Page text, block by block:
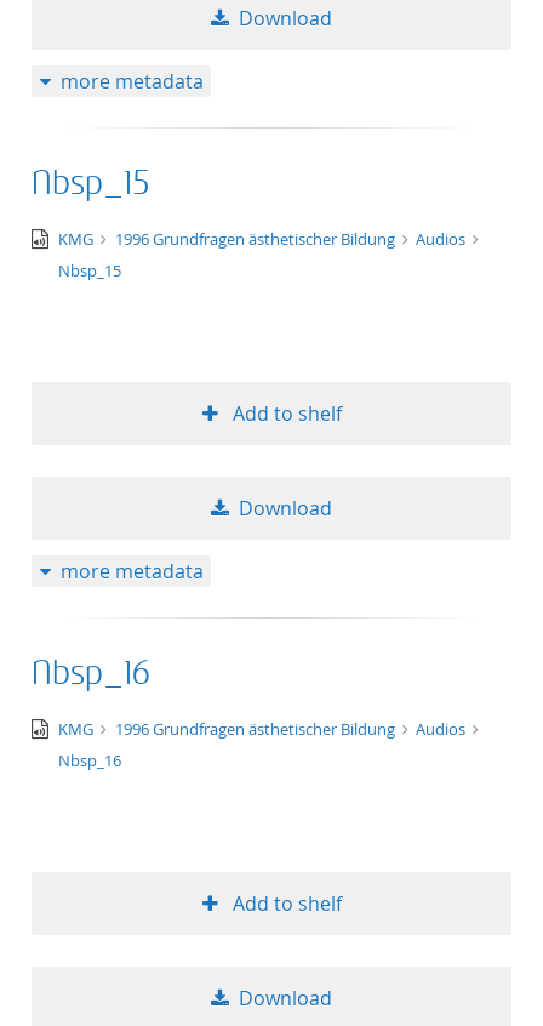
Download
more metadata
Nbsp_15
audio/x-
wav
KMG 1996 Grundfragen ästhetischer Bildung
Audios
Nbsp_15
Add to shelf
Download
more metadata
Nbsp_16
audio/x-
wav
KMG 1996 Grundfragen ästhetischer Bildung
Audios
Nbsp_16
Add to shelf
Download